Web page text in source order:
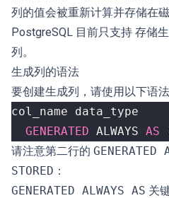
列的值会被重新计算并存储在磁
PostgreSQL 目前只支持 存储
列。
生成列的语法
要创建生成列，请使用以下语法
col_name
data_type
GENERATED ALWAYS AS
请注意第二行的
STORED ：
GENERATED ALWAYS AS 关